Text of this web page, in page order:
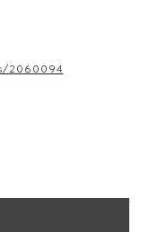
2060094